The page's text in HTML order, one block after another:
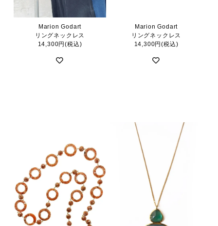
Marion Godart
リングネックレス
14,300円(税込)
Marion Godart
リングネックレス
14,300円(税込)